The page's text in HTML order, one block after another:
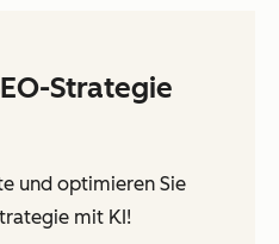
Strategie
und optimieren Sie
mit KI!